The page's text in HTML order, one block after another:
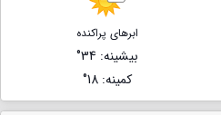
ابرهای پراکنده
بیشینه: 34°
کمینه: 18°